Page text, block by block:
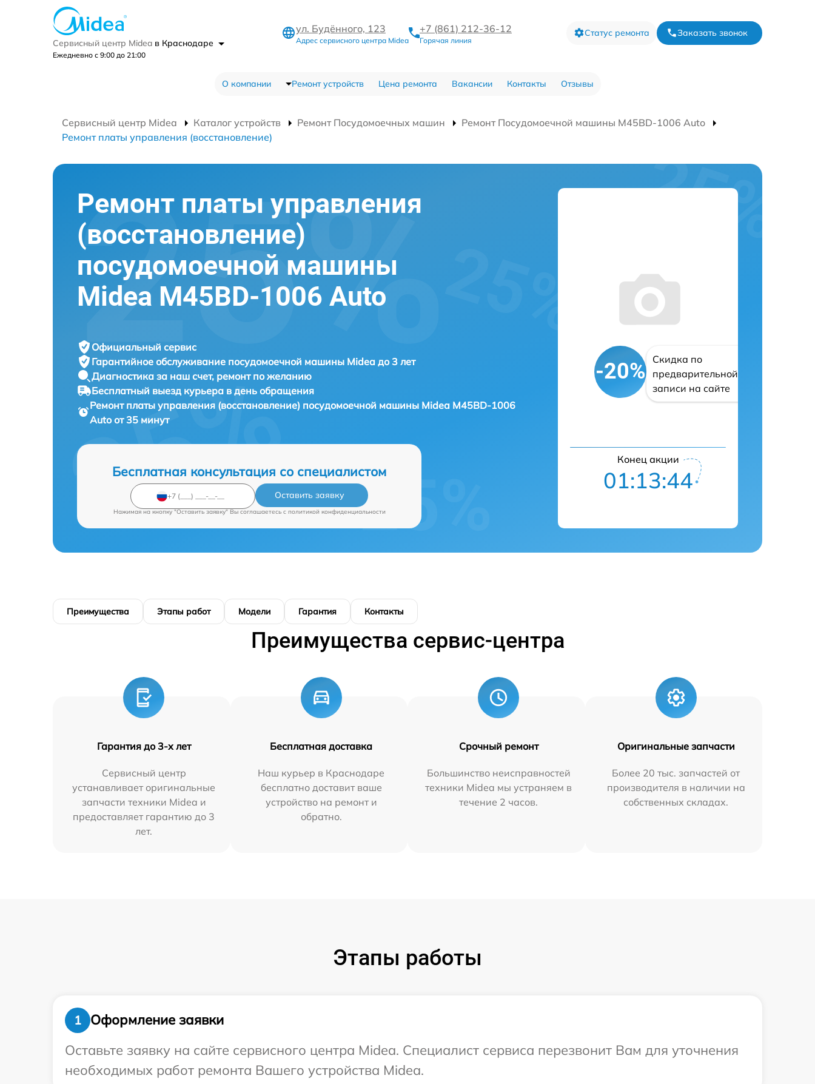
Сервисный центр Midea в Краснодаре
Ежедневно с 9:00 до 21:00
ул. Будённого, 123
Адрес сервисного центра Midea
+7 (861) 212-36-12
Горячая линия
Статус ремонта Заказать звонок
О компании Ремонт устройств Цена ремонта Вакансии Контакты Отзывы
Сервисный центр Midea Каталог устройств Ремонт Посудомоечных машин
Ремонт Посудомоечной машины M45BD-1006 Auto
Ремонт платы управления (восстановление)
Ремонт платы управления
(восстановление)
посудомоечной машины
Midea M45BD-1006 Auto
Официальный сервис
Гарантийное обслуживание посудомоечной машины Midea до 3 лет
Диагностика за наш счет, ремонт по желанию
Бесплатный выезд курьера в день обращения
Ремонт платы управления (восстановление) посудомоечной машины Midea M45BD-1006
Auto от 35 минут
Бесплатная консультация со специалистом
Оставить заявку
Нажимая на кнопку "Оставить заявку" Вы соглашаетесь c политикой конфиденциальности
-20%
Скидка по
предварительной
записи на сайте
Конец акции
01:13:43
Преимущества Этапы работ Модели Гарантия Контакты
Преимущества сервис-центра
Гарантия до 3-х лет
Сервисный центр
устанавливает оригинальные
запчасти техники Midea и
предоставляет гарантию до 3
лет.
Бесплатная доставка
Наш курьер в Краснодаре
бесплатно доставит ваше
устройство на ремонт и
обратно.
Срочный ремонт
Большинство неисправностей
техники Midea мы устраняем в
течение 2 часов.
Оригинальные запчасти
Более 20 тыс. запчастей от
производителя в наличии на
собственных складах.
Этапы работы
1
Оформление заявки
Оставьте заявку на сайте сервисного центра Midea. Специалист сервиса перезвонит Вам для уточнения
необходимых работ ремонта Вашего устройства Midea.